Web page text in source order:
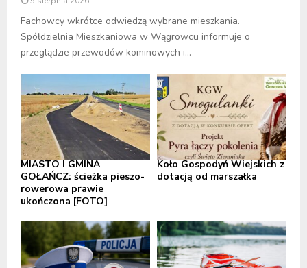
Fachowcy wkrótce odwiedzą wybrane mieszkania.
Spółdzielnia Mieszkaniowa w Wągrowcu informuje o
przeglądzie przewodów kominowych i...
MIASTO I GMINA
GOŁAŃCZ: ścieżka pieszo-
rowerowa prawie
ukończona [FOTO]
Koło Gospodyń Wiejskich z
dotacją od marszałka